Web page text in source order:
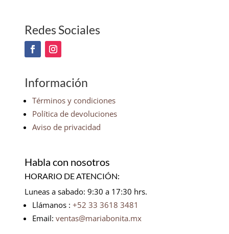
Redes Sociales
Información
Términos y condiciones
Política de devoluciones
Aviso de privacidad
Habla con nosotros
HORARIO DE ATENCIÓN:
Luneas a sabado: 9:30 a 17:30 hrs.
Llámanos : +52 33 3618 3481
Email: ventas@mariabonita.mx